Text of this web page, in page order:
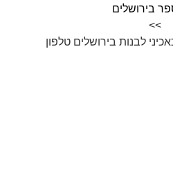
בירושלים
>>
לבנות בירושלים טלפון